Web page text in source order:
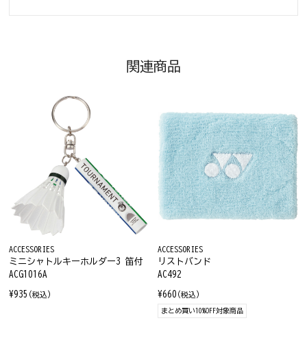
関連商品
ACCESSORIES
ミニシャトルキーホルダー3 笛付
ACG1016A
¥935 (税込)
ACCESSORIES
リストバンド
AC492
¥660 (税込)
まとめ買い10%OFF対象商品